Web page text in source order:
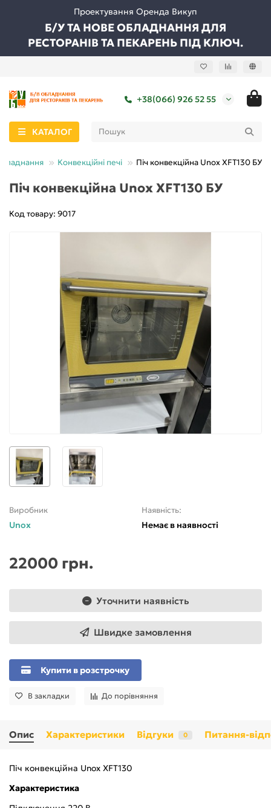
Проектування Оренда Викуп
Б/У ТА НОВЕ ОБЛАДНАННЯ ДЛЯ
РЕСТОРАНІВ ТА ПЕКАРЕНЬ ПІД КЛЮЧ.
+38(066) 926 52 55
КАТАЛОГ
Конвекційні печі Піч конвекційна Unox XFT130 БУ
Піч конвекційна Unox XFT130 БУ
Код товару: 9017
Виробник
Unox
Наявність:
Немає в наявності
22000 грн.
Уточнити наявність
Швидке замовлення
Купити в розстрочку
В закладки До порівняння
Опис Характеристики Відгуки 0 Питання-
Піч конвекційна Unox XFT130
Характеристика